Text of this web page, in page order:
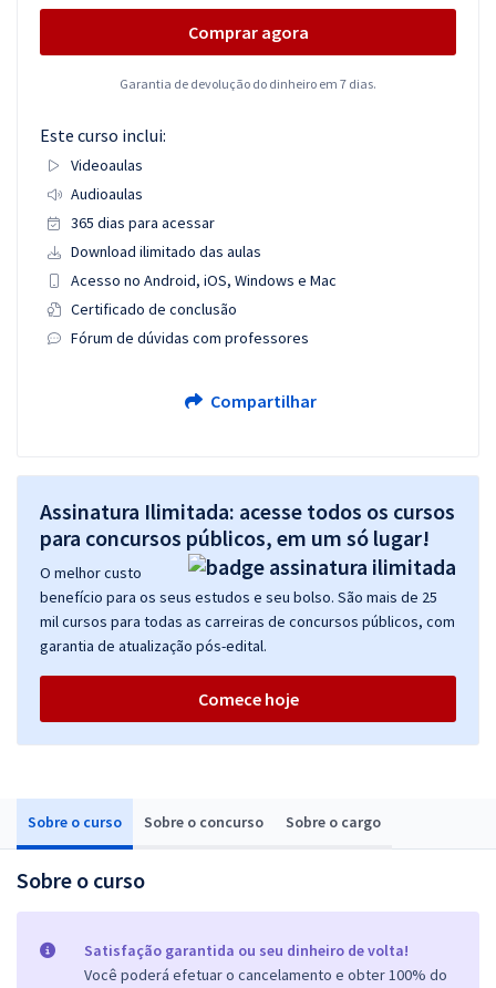
Sobre o curso Sobre o concurso Sobre o cargo
Sobre o curso
Satisfação garantida ou seu dinheiro de volta!
Você poderá efetuar o cancelamento e obter 100% do
Comprar agora
Garantia de devolução do dinheiro em 7 dias.
Este curso inclui:
Videoaulas
Audioaulas
365 dias para acessar
Download ilimitado das aulas
Acesso no Android, iOS, Windows e Mac
Certificado de conclusão
Fórum de dúvidas com professores
Compartilhar
Assinatura Ilimitada: acesse todos os cursos
para concursos públicos, em um só lugar!
O melhor custo
benefício para os seus estudos e seu bolso. São mais de 25
mil cursos para todas as carreiras de concursos públicos, com
garantia de atualização pós-edital.
Comece hoje